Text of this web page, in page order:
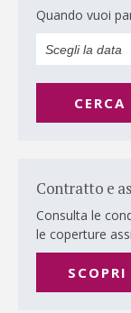
Quando vuoi
CERCA
Contratto e
Consulta le
le coperture